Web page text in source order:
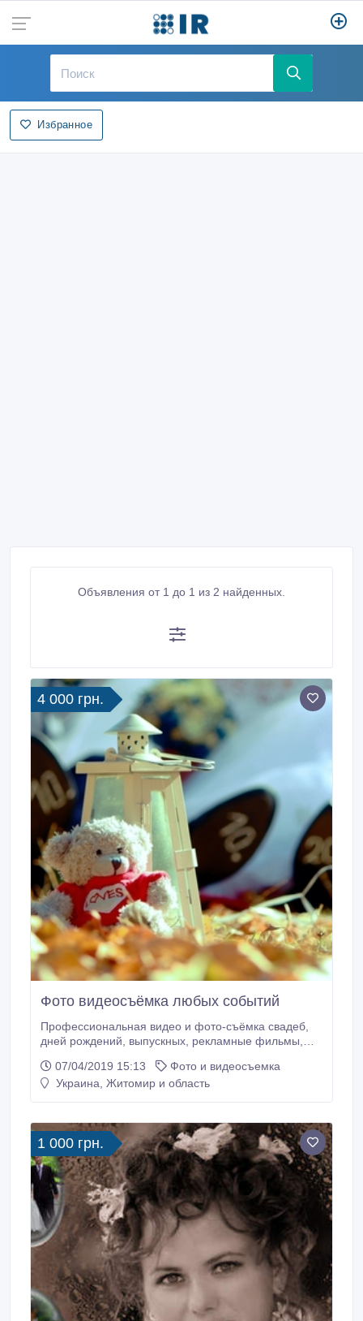
Избранное
Объявления от 1 до 1 из 2 найденных.
4 000 грн.
Фото видеосъёмка любых событий
Профессиональная видео и фото-съёмка свадеб,
дней рождений, выпускных, рекламные фильмы,
07/04/2019 15:13
Фото и видеосъемка
Украина, Житомир и область
1 000 грн.